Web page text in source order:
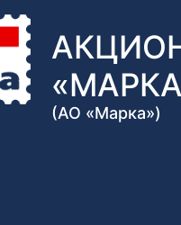
(АО «Марка»)